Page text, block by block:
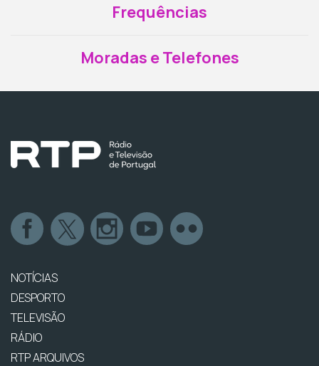
Frequências
Moradas e Telefones
NOTÍCIAS
DESPORTO
TELEVISÃO
RÁDIO
RTP ARQUIVOS